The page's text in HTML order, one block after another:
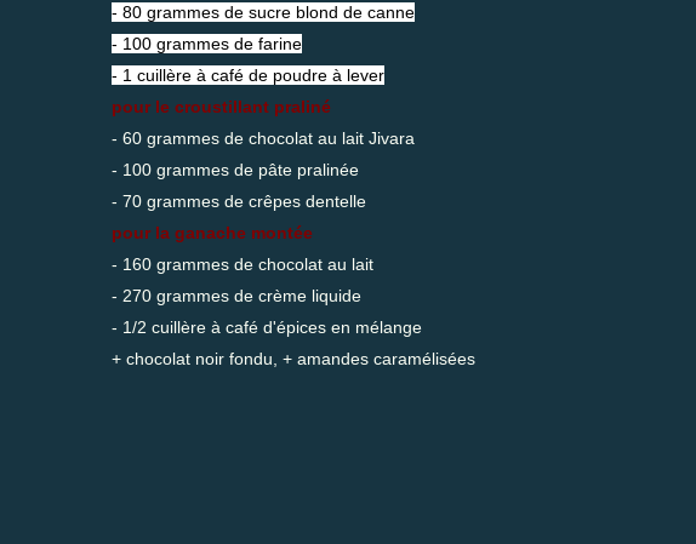
- 80 grammes de sucre blond de canne
- 100 grammes de farine
- 1 cuillère à café de poudre à lever
pour le croustillant praliné
- 60 grammes de chocolat au lait Jivara
- 100 grammes de pâte pralinée
- 70 grammes de crêpes dentelle
pour la ganache montée
- 160 grammes de chocolat au lait
- 270 grammes de crème liquide
- 1/2 cuillère à café d'épices en mélange
+ chocolat noir fondu, + amandes caramélisées